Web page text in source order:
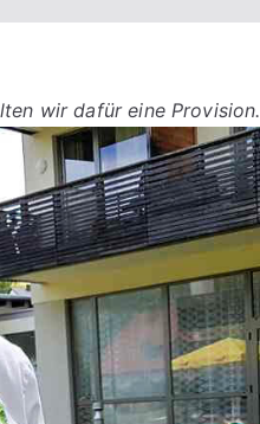
wir dafür eine Provision.